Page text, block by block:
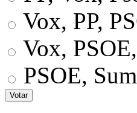
Vox, PP,
Vox,
PSOE,